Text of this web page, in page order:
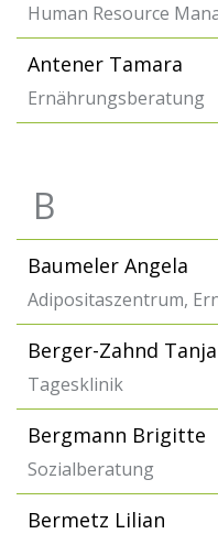
Human Resource
Antener Tamara
Ernährungsberatung
B
Baumeler Angela
Adipositaszentrum,
Berger-Zahnd Tanja
Tagesklinik
Bergmann Brigitte
Sozialberatung
Bermetz Lilian